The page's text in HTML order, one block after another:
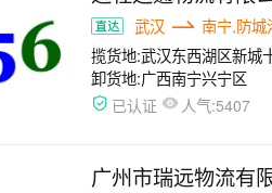
武汉
南宁,防城
揽货地:武汉东西湖区新城
卸货地:广西南宁兴宁区
已认证 人气:5407
广州市瑞远物流有